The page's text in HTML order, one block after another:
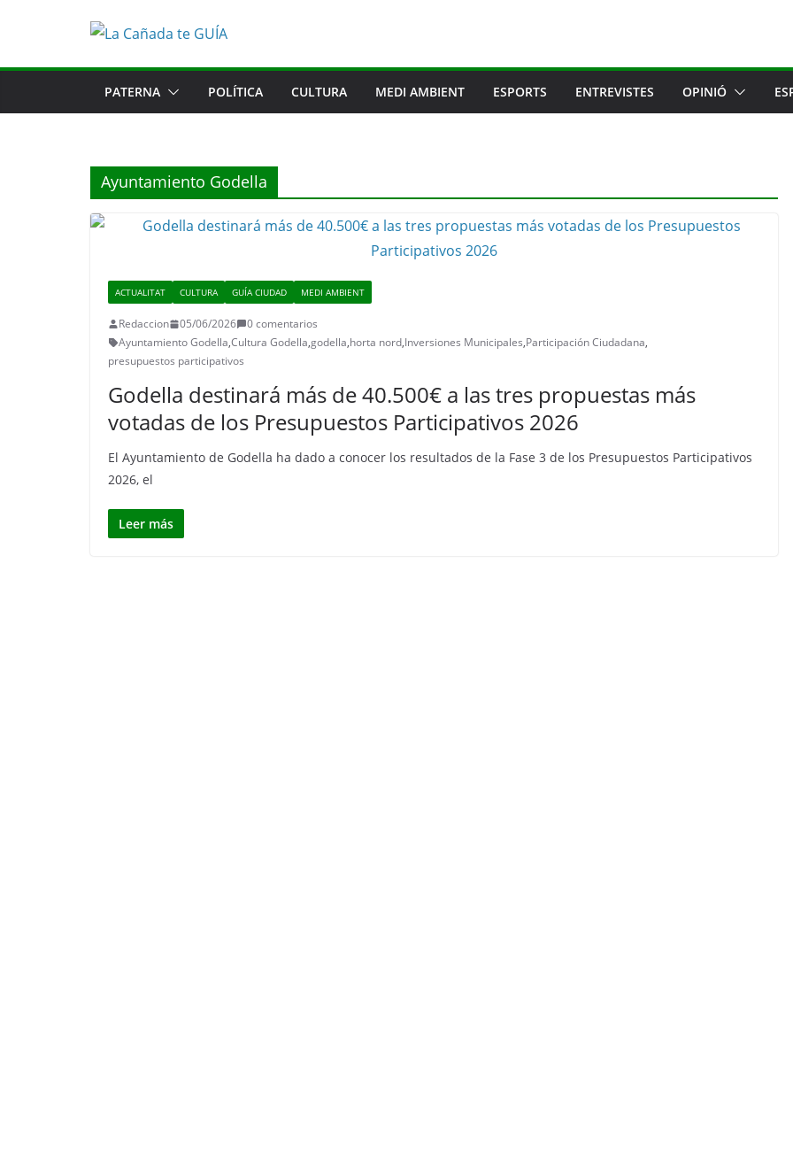
PATERNA POLÍTICA CULTURA MEDI AMBIENT ESPORTS ENTREVISTES OPINIÓ
Ayuntamiento Godella
ACTUALITAT CULTURA GUÍA CIUDAD MEDI AMBIENT
Redaccion 05/06/2026
0 comentarios
Ayuntamiento Godella,Cultura Godella,godella,horta nord,Inversiones Municipales,Participación Ciudadana,
presupuestos participativos
Godella destinará más de 40.500€ a las tres propuestas más
votadas de los Presupuestos Participativos 2026
El Ayuntamiento de Godella ha dado a conocer los resultados de la Fase 3 de los Presupuestos Participativos
2026, el
Leer más